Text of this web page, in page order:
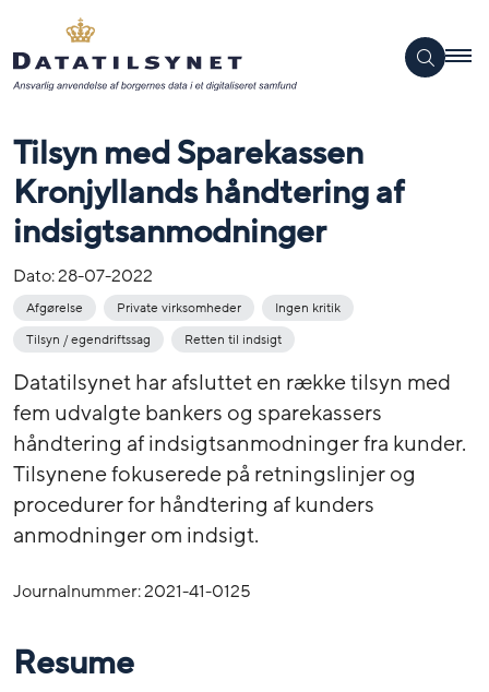
Tilsyn med Sparekassen
Kronjyllands håndtering af
indsigtsanmodninger
Dato:28-07-2022
Afgørelse Private virksomheder
Ingen kritik
Tilsyn / egendriftssag
Retten til indsigt
Datatilsynet har afsluttet en række tilsyn med
fem udvalgte bankers og sparekassers
håndtering af indsigtsanmodninger fra kunder.
Tilsynene fokuserede på retningslinjer og
procedurer for håndtering af kunders
anmodninger om indsigt.
Journalnummer: 2021-41-0125
Resume